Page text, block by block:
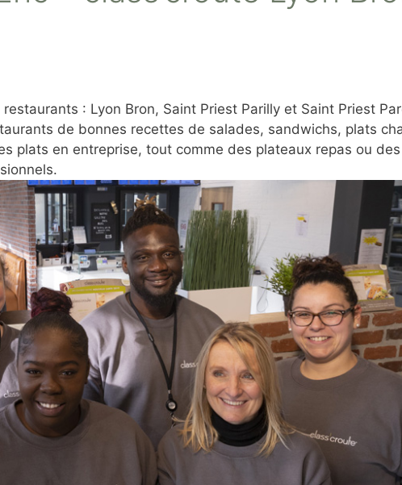
: Lyon Bron, Saint Priest Parilly et Saint Priest
de bonnes recettes de salades, sandwichs, plats
plats en entreprise, tout comme des plateaux repas ou des